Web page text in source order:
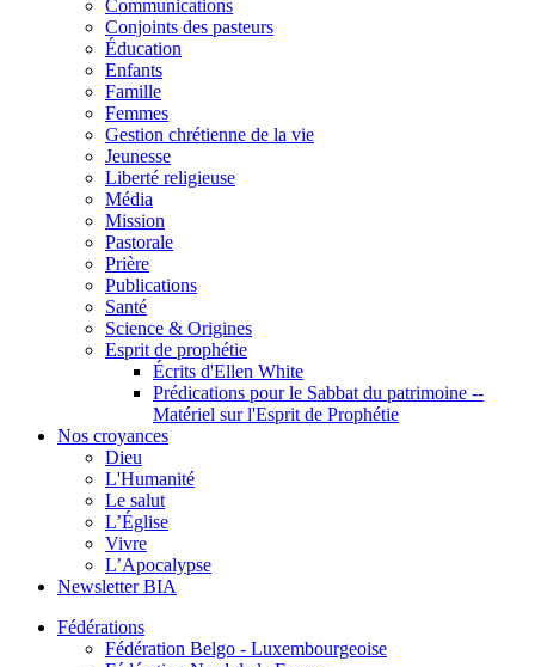
Communications
Conjoints des pasteurs
Éducation
Enfants
Famille
Femmes
Gestion chrétienne de la vie
Jeunesse
Liberté religieuse
Média
Mission
Pastorale
Prière
Publications
Santé
Science & Origines
Esprit de prophétie
Écrits d'Ellen White
Prédications pour le Sabbat du patrimoine --
Matériel sur l'Esprit de Prophétie
Nos croyances
Dieu
L'Humanité
Le salut
L’Église
Vivre
L’Apocalypse
Newsletter BIA
Fédérations
Fédération Belgo - Luxembourgeoise